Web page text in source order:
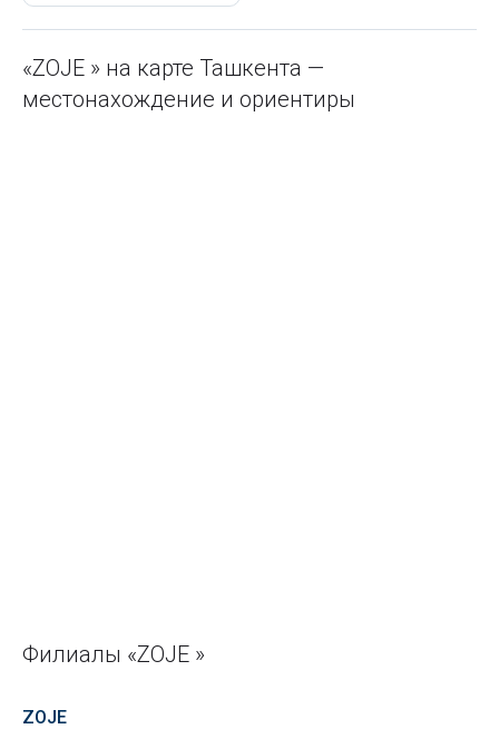
«ZOJE » на карте Ташкента —
местонахождение и ориентиры
Филиалы «ZOJE »
ZOJE